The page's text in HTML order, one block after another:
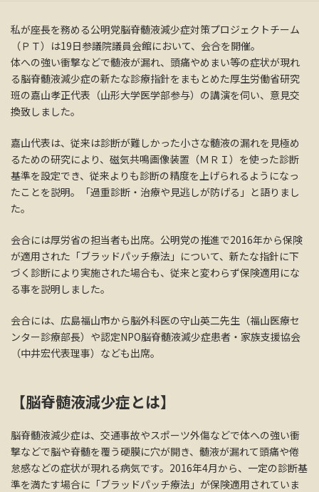
私が座長を務める公明党脳脊髄液減少症対策プロジェクトチーム
（ＰＴ）は19日参議院議員会館において、会合を開催。
体への強い衝撃などで髄液が漏れ、頭痛やめまい等の症状が現れ
る脳脊髄液減少症の新たな診療指針をまもとめた厚生労働省研究
班の嘉山孝正代表（山形大学医学部参与）の講演を伺い、意見交
換致しました。
嘉山代表は、従来は診断が難しかった小さな髄液の漏れを見極め
るための研究により、磁気共鳴画像装置（ＭＲＩ）を使った診断
基準を設定でき、従来よりも診断の精度を上げられるようになっ
たことを説明。「過重診断・治療や見逃しが防げる」と語りまし
た。
会合には厚労省の担当者も出席。公明党の推進で2016年から保険
が適用された「ブラッドパッチ療法」について、新たな指針に下
づく診断により実施された場合も、従来と変わらず保険適用にな
る事を説明しました。
会合には、広島福山市から脳外科医の守山英二先生（福山医療セ
ンター診療部長）や認定NPO脳脊髄液減少症患者・家族支援協会
（中井宏代表理事）なども出席。
【脳脊髄液減少症とは】
脳脊髄液減少症は、交通事故やスポーツ外傷などで体への強い衝
撃などで脳や脊髄を覆う硬膜に穴が開き、髄液が漏れて頭痛や倦
怠感などの症状が現れる病気です。2016年4月から、一定の診断基
準を満たす場合に「ブラッドパッチ療法」が保険適用されていま